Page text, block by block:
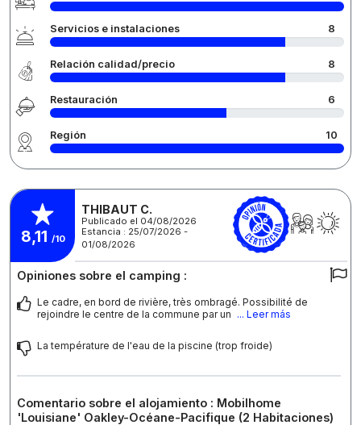
Servicios e instalaciones 8
Relación calidad/precio 8
Restauración 6
Región 10
8,11 /10
THIBAUT C.
Publicado el 04/08/2026
Estancia : 25/07/2026 -
01/08/2026
Opiniones sobre el camping :
Le cadre, en bord de rivière, très ombragé. Possibilité de
rejoindre le centre de la commune par un ... Leer más
La température de l'eau de la piscine (trop froide)
Comentario sobre el alojamiento : Mobilhome
'Louisiane' Oakley-Océane-Pacifique (2 Habitaciones)